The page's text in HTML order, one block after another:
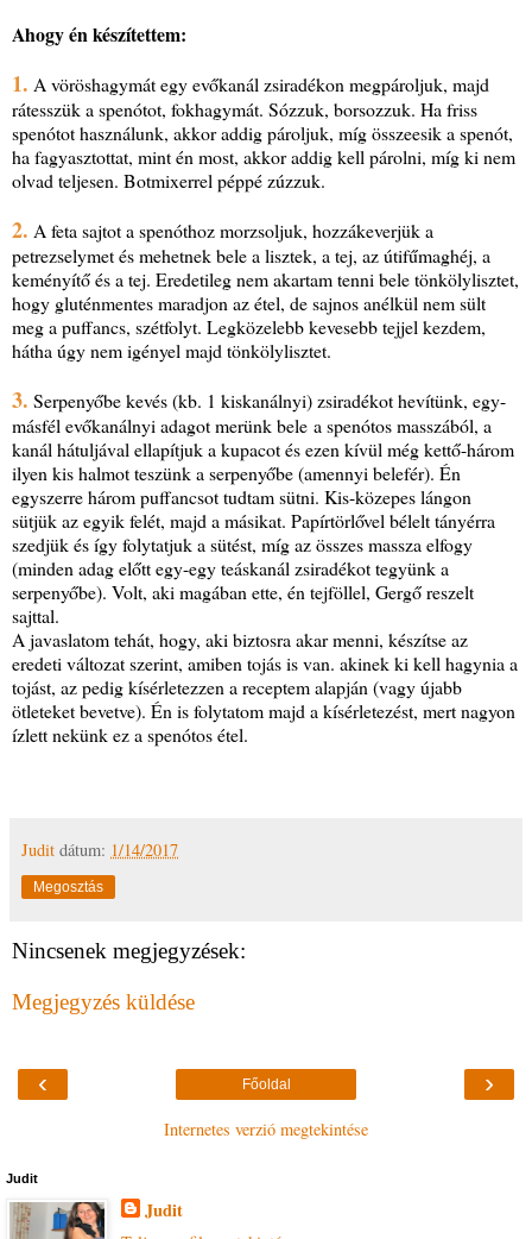
Ahogy én készítettem:
1. A vöröshagymát egy evőkanál zsiradékon megpároljuk, majd
rátesszük a spenótot, fokhagymát. Sózzuk, borsozzuk. Ha friss
spenótot használunk, akkor addig pároljuk, míg összeesik a spenót,
ha fagyasztottat, mint én most, akkor addig kell párolni, míg ki nem
olvad teljesen. Botmixerrel péppé zúzzuk.
2. A feta sajtot a spenóthoz morzsoljuk, hozzákeverjük a
petrezselymet és mehetnek bele a lisztek, a tej, az útifűmaghéj, a
keményítő és a tej. Eredetileg nem akartam tenni bele tönkölylisztet,
hogy gluténmentes maradjon az étel, de sajnos anélkül nem sült
meg a puffancs, szétfolyt. Legközelebb kevesebb tejjel kezdem,
hátha úgy nem igényel majd tönkölylisztet.
3. Serpenyőbe kevés (kb. 1 kiskanálnyi) zsiradékot hevítünk, egy-
másfél evőkanálnyi adagot merünk bele a spenótos masszából, a
kanál hátuljával ellapítjuk a kupacot és ezen kívül még kettő-három
ilyen kis halmot teszünk a serpenyőbe (amennyi belefér). Én
egyszerre három puffancsot tudtam sütni. Kis-közepes lángon
sütjük az egyik felét, majd a másikat. Papírtörlővel bélelt tányérra
szedjük és így folytatjuk a sütést, míg az összes massza elfogy
(minden adag előtt egy-egy teáskanál zsiradékot tegyünk a
serpenyőbe). Volt, aki magában ette, én tejföllel, Gergő reszelt
sajttal.
A javaslatom tehát, hogy, aki biztosra akar menni, készítse az
eredeti változat szerint, amiben tojás is van. akinek ki kell hagynia a
tojást, az pedig kísérletezzen a receptem alapján (vagy újabb
ötleteket bevetve). Én is folytatom majd a kísérletezést, mert nagyon
ízlett nekünk ez a spenótos étel.
Judit dátum: 1/14/2017
Megosztás
Nincsenek megjegyzések:
Megjegyzés küldése
‹ ›
Főoldal
Internetes verzió megtekintése
Judit
Judit